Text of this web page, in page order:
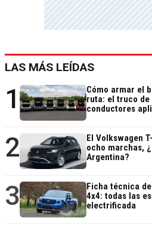
LAS MÁS LEÍDAS
1
Cómo armar el
ruta: el truco de
conductores
2
El Volkswagen
ocho marchas,
Argentina?
3
Ficha técnica
4x4: todas las
electrificada